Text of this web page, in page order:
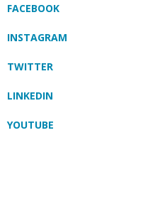
FACEBOOK
INSTAGRAM
TWITTER
LINKEDIN
YOUTUBE